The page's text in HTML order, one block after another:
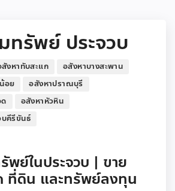
ทรัพย์ ประจวบ
งหาทับสะแก
อสังหาบางสะพาน
อย
อสังหาปราณบุรี
อสังหาหัวหิน
บคีรีขันธ์
พย์ในประจวบ | ขาย
ที่ดิน และทรัพย์ลงทุน